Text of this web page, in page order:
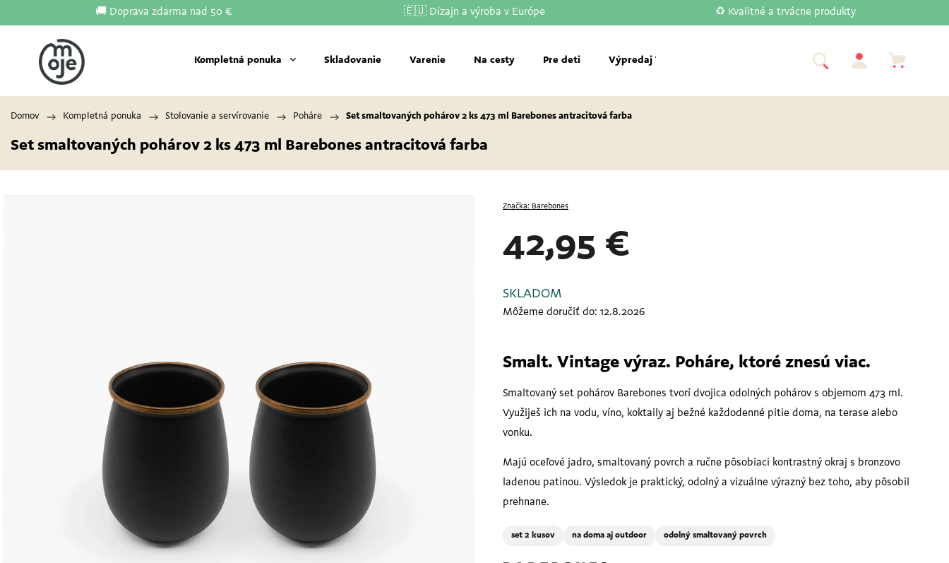
🚚 Doprava zdarma nad 50 € 🇪🇺 Dizajn a výroba v Európe ♻️ Kvalitné a trvácne produkty
Kompletná ponuka Skladovanie Varenie Na cesty Pre deti Výpredaj Tupperware Značky
Domov / Kompletná ponuka / Stolovanie a servírovanie / Poháre / Set smaltovaných pohárov 2 ks 473 ml Barebones antracitová farba
Set smaltovaných pohárov 2 ks 473 ml Barebones antracitová farba
Značka: Barebones
42,95 €
Smalt. Vintage výraz. Poháre, ktoré znesú viac.
Smaltovaný set pohárov Barebones tvorí dvojica odolných pohárov s objemom 473 ml.
Využiješ ich na vodu, víno, koktaily aj bežné každodenné pitie doma, na terase alebo
vonku.
Majú oceľové jadro, smaltovaný povrch a ručne pôsobiaci kontrastný okraj s bronzovo
ladenou patinou. Výsledok je praktický, odolný a vizuálne výrazný bez toho, aby pôsobil
prehnane.
set 2 kusov na doma aj outdoor odolný smaltovaný povrch
SKLADOM
Môžeme doručiť do: 12.8.2026